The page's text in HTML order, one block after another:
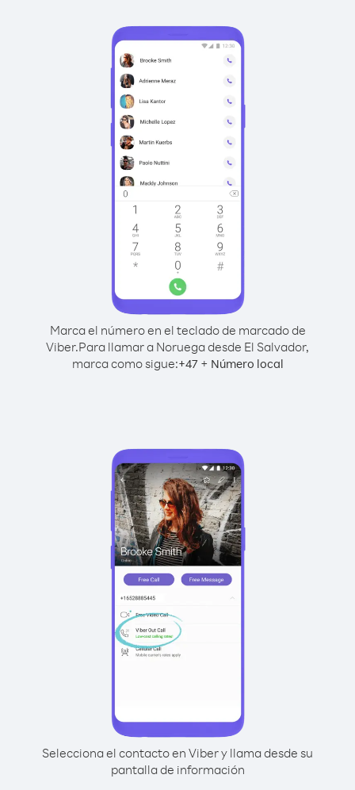
Marca el número en el teclado de marcado de
Viber.Para llamar a Noruega desde El Salvador,
marca como sigue:+47+ Número local
Selecciona el contacto en Viber y llama desde su
pantalla de información